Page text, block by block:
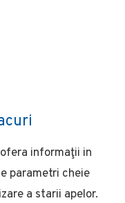
informaţii in
parametri cheie
a starii apelor.